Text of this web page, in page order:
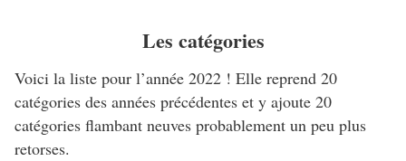
Les catégories
Voici la liste pour l’année 2022 ! Elle reprend 20
catégories des années précédentes et y ajoute 20
catégories flambant neuves probablement un peu plus
retorses.